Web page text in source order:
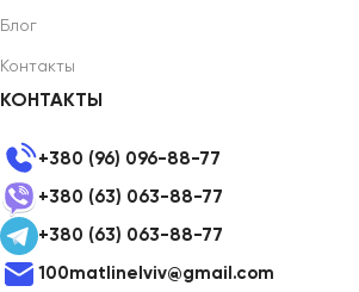
Блог
Контакты
КОНТАКТЫ
+380 (96) 096-88-77
+380 (63) 063-88-77
+380 (63) 063-88-77
100matlinelviv@gmail.com